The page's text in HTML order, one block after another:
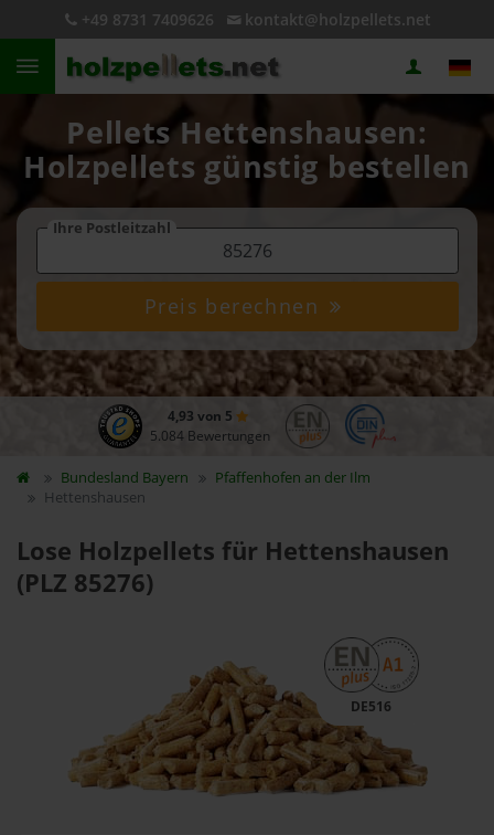
+49 8731 7409626 kontakt@holzpellets.net
Pellets Hettenshausen:
Holzpellets günstig bestellen
Ihre Postleitzahl
Preis berechnen
4,93 von 5
5.084 Bewertungen
Bundesland Bayern
Pfaffenhofen an der Ilm
Hettenshausen
Lose Holzpellets für Hettenshausen
(PLZ 85276)
DE516